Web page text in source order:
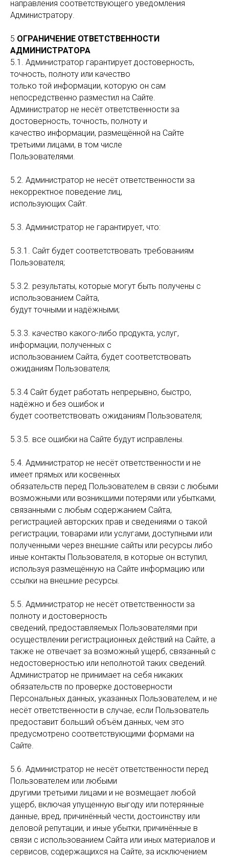
направления соответствующего уведомления
Администратору.
5 ОГРАНИЧЕНИЕ ОТВЕТСТВЕННОСТИ
АДМИНИСТРАТОРА
5.1. Администратор гарантирует достоверность,
точность, полноту или качество
только той информации, которую он сам
непосредственно разместил на Сайте.
Администратор не несёт ответственности за
достоверность, точность, полноту и
качество информации, размещённой на Сайте
третьими лицами, в том числе
Пользователями.
5.2. Администратор не несёт ответственности за
некорректное поведение лиц,
использующих Сайт.
5.3. Администратор не гарантирует, что:
5.3.1. Сайт будет соответствовать требованиям
Пользователя;
5.3.2. результаты, которые могут быть получены с
использованием Сайта,
будут точными и надёжными;
5.3.3. качество какого-либо продукта, услуг,
информации, полученных с
использованием Сайта, будет соответствовать
ожиданиям Пользователя;
5.3.4 Сайт будет работать непрерывно, быстро,
надёжно и без ошибок и
будет соответствовать ожиданиям Пользователя;
5.3.5. все ошибки на Сайте будут исправлены.
5.4. Администратор не несёт ответственности и не
имеет прямых или косвенных
обязательств перед Пользователем в связи с любыми
возможными или возникшими потерями или убытками,
связанными с любым содержанием Сайта,
регистрацией авторских прав и сведениями о такой
регистрации, товарами или услугами, доступными или
полученными через внешние сайты или ресурсы либо
иные контакты Пользователя, в которые он вступил,
используя размещённую на Сайте информацию или
ссылки на внешние ресурсы.
5.5. Администратор не несёт ответственности за
полноту и достоверность
сведений, предоставляемых Пользователями при
осуществлении регистрационных действий на Сайте, а
также не отвечает за возможный ущерб, связанный с
недостоверностью или неполнотой таких сведений.
Администратор не принимает на себя никаких
обязательств по проверке достоверности
Персональных данных, указанных Пользователем, и не
несёт ответственности в случае, если Пользователь
предоставит больший объём данных, чем это
предусмотрено соответствующими формами на
Сайте.
5.6. Администратор не несёт ответственности перед
Пользователем или любыми
другими третьими лицами и не возмещает любой
ущерб, включая упущенную выгоду или потерянные
данные, вред, причинённый чести, достоинству или
деловой репутации, и иные убытки, причинённые в
связи с использованием Сайта или иных материалов и
сервисов, содержащихся на Сайте, за исключением